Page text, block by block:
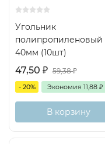
Угольник
полипропиленовый
40мм (10шт)
47,50 ₽ 59,38₽
- 20% Экономия 11,88 ₽
В корзину